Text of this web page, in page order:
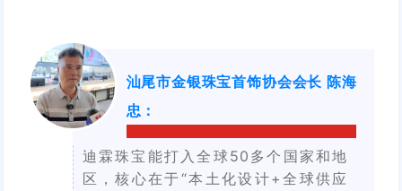
汕尾市金银珠宝首饰协会会长 陈海
忠 ：
迪霖珠宝能打入全球50多个国家和地
区，核心在于“本土化设计+全球供应